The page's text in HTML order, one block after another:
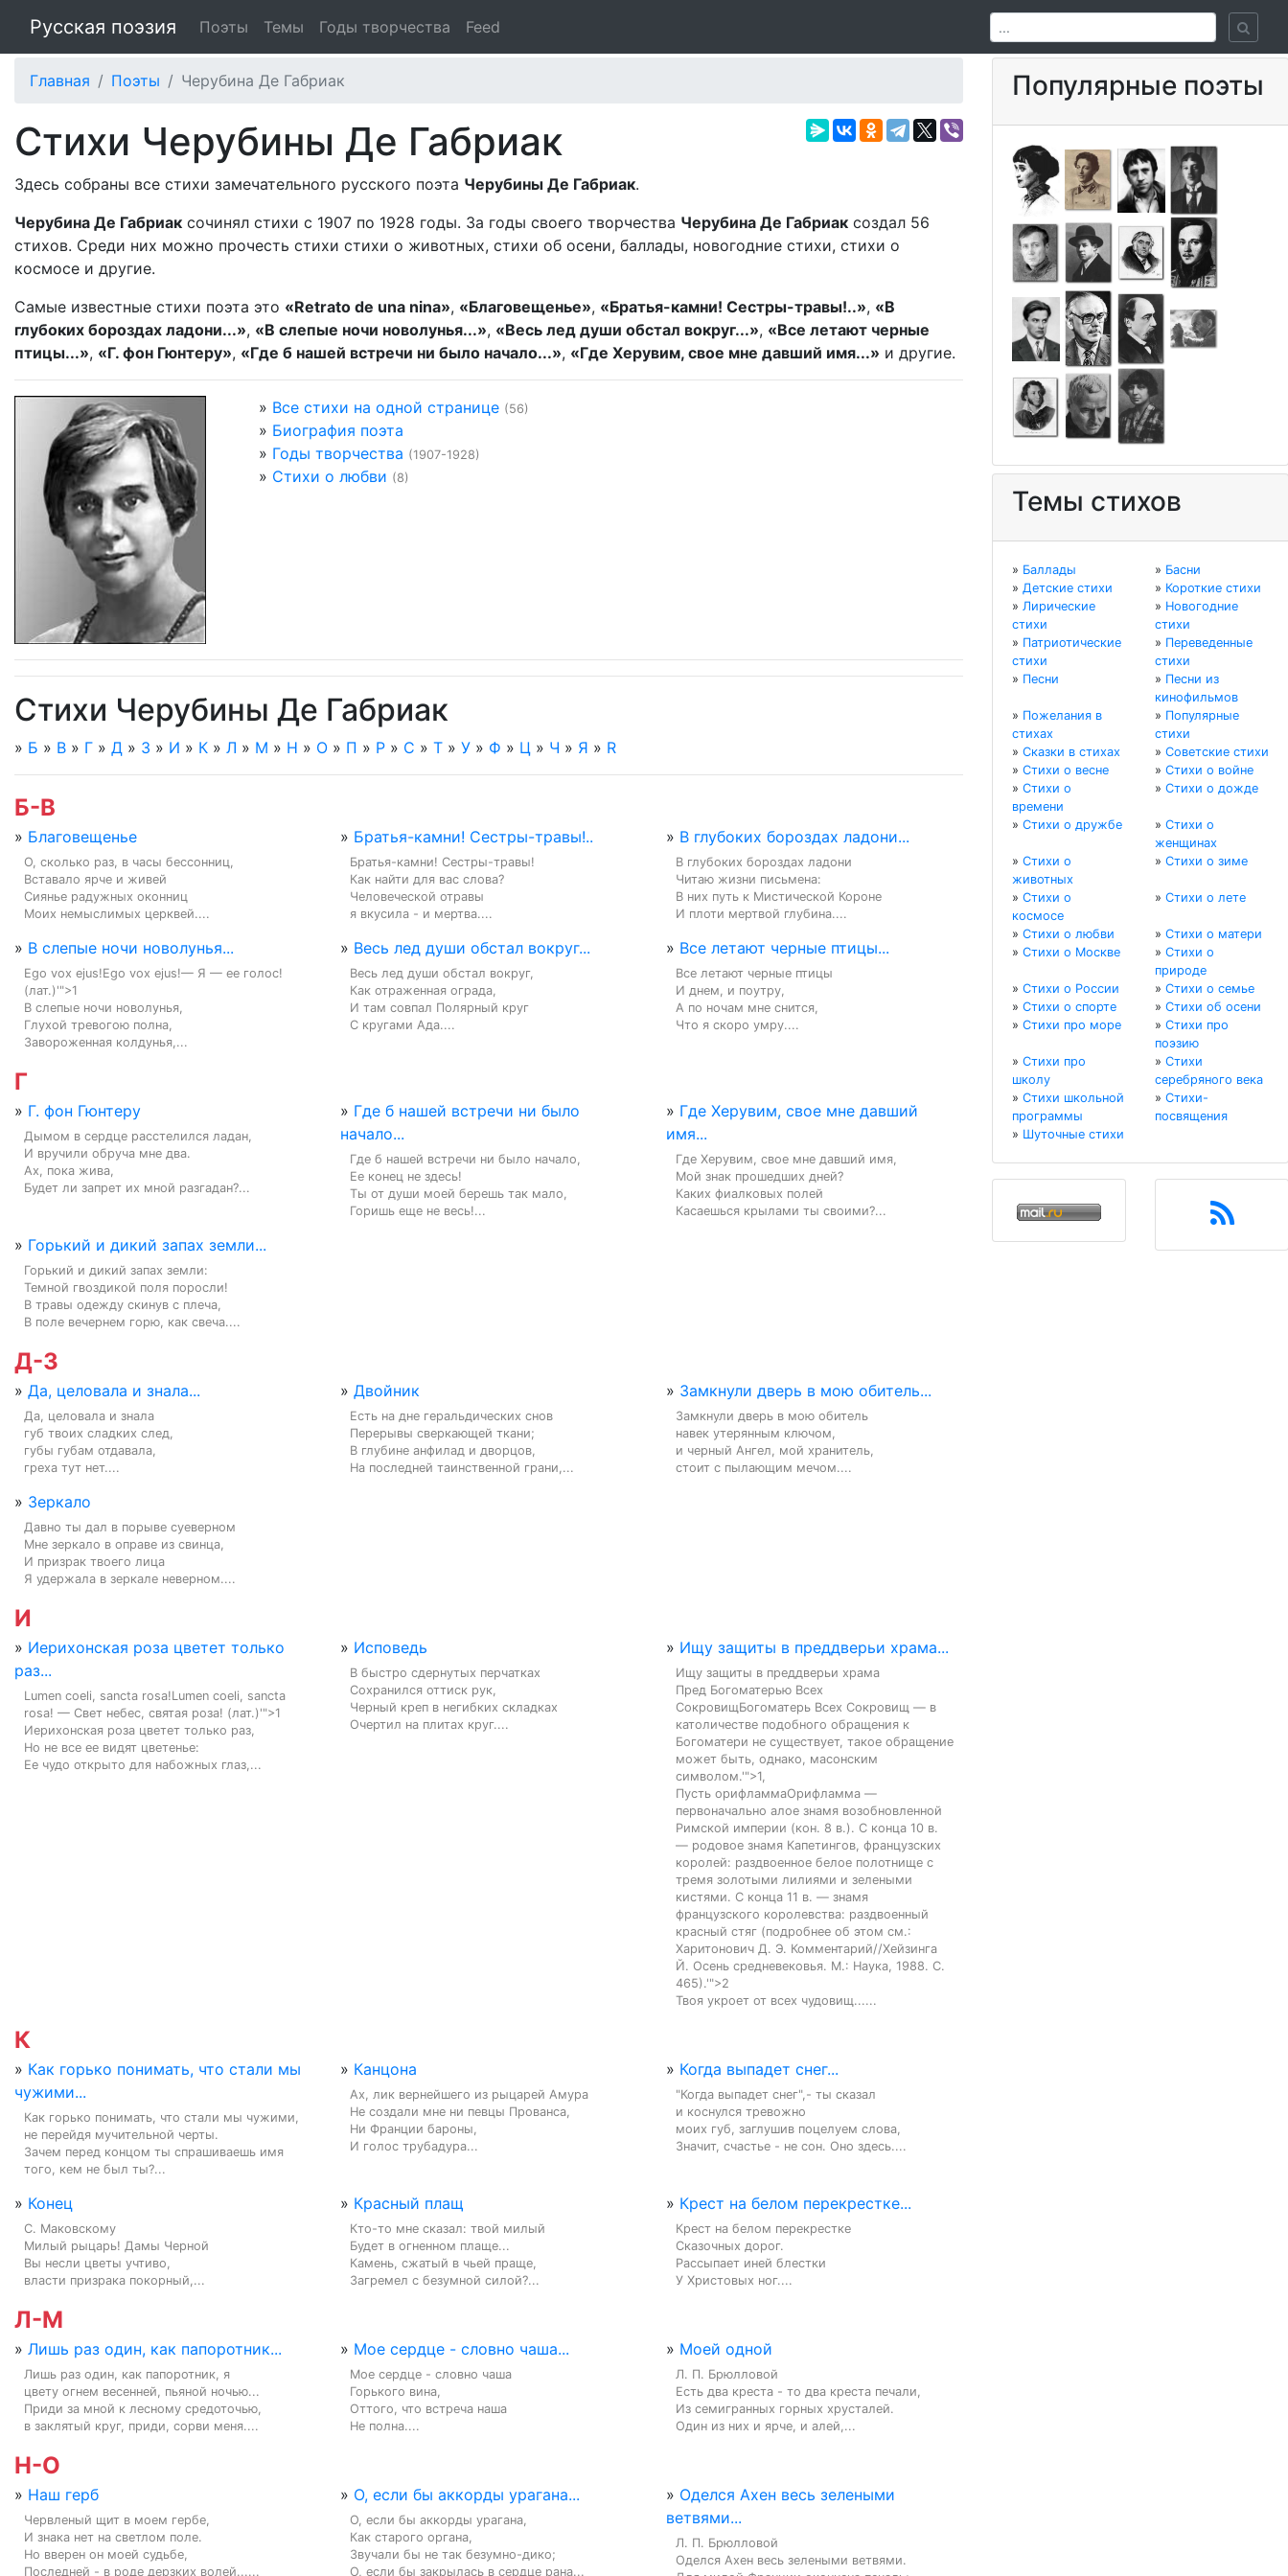
Русская поэзия Поэты Темы Годы творчества Feed
Главная Поэты Черубина Де Габриак
Стихи Черубины Де Габриак
Здесь собраны все стихи замечательного русского поэта Черубины Де Габриак.
Черубина Де Габриак сочинял стихи с 1907 по 1928 годы. За годы своего творчества Черубина Де Габриак создал 56
стихов. Среди них можно прочесть стихи стихи о животных, стихи об осени, баллады, новогодние стихи, стихи о
космосе и другие.
Самые известные стихи поэта это «Retrato de una nina», «Благовещенье», «Братья-камни! Сестры-травы!..», «В
глубоких бороздах ладони...», «В слепые ночи новолунья...», «Весь лед души обстал вокруг...», «Все летают черные
птицы...», «Г. фон Гюнтеру», «Где б нашей встречи ни было начало...», «Где Херувим, свое мне давший имя...» и другие.
» Все стихи на одной странице (56)
» Биография поэта
» Годы творчества (1907-1928)
» Стихи о любви (8)
Стихи Черубины Де Габриак
» Б » В » Г » Д » З » И » К » Л » М » Н » О » П » Р » С » Т » У » Ф » Ц » Ч » Я » R
Б-В
» Благовещенье
О, сколько раз, в часы бессонниц,
Вставало ярче и живей
Сиянье радужных оконниц
Моих немыслимых церквей....
» Братья-камни! Сестры-травы!..
Братья-камни! Сестры-травы!
Как найти для вас слова?
Человеческой отравы
я вкусила - и мертва....
» В глубоких бороздах ладони...
В глубоких бороздах ладони
Читаю жизни письмена:
В них путь к Мистической Короне
И плоти мертвой глубина....
» В слепые ночи новолунья...
Ego vox ejus!Ego vox ejus!— Я — ее голос!
(лат.)'">1
В слепые ночи новолунья,
Глухой тревогою полна,
Завороженная колдунья,...
» Весь лед души обстал вокруг...
Весь лед души обстал вокруг,
Как отраженная ограда,
И там совпал Полярный круг
С кругами Ада....
» Все летают черные птицы...
Все летают черные птицы
И днем, и поутру,
А по ночам мне снится,
Что я скоро умру....
Г
» Г. фон Гюнтеру
Дымом в сердце расстелился ладан,
И вручили обруча мне два.
Ах, пока жива,
Будет ли запрет их мной разгадан?...
» Где б нашей встречи ни было
начало...
Где б нашей встречи ни было начало,
Ее конец не здесь!
Ты от души моей берешь так мало,
Горишь еще не весь!...
» Где Херувим, свое мне давший
имя...
Где Херувим, свое мне давший имя,
Мой знак прошедших дней?
Каких фиалковых полей
Касаешься крылами ты своими?...
» Горький и дикий запах земли...
Горький и дикий запах земли:
Темной гвоздикой поля поросли!
В травы одежду скинув с плеча,
В поле вечернем горю, как свеча....
Д-З
» Да, целовала и знала...
Да, целовала и знала
губ твоих сладких след,
губы губам отдавала,
греха тут нет....
» Двойник
Есть на дне геральдических снов
Перерывы сверкающей ткани;
В глубине анфилад и дворцов,
На последней таинственной грани,...
» Замкнули дверь в мою обитель...
Замкнули дверь в мою обитель
навек утерянным ключом,
и черный Ангел, мой хранитель,
стоит с пылающим мечом....
» Зеркало
Давно ты дал в порыве суеверном
Мне зеркало в оправе из свинца,
И призрак твоего лица
Я удержала в зеркале неверном....
И
» Иерихонская роза цветет только
раз...
Lumen coeli, sancta rosa!Lumen coeli, sancta
rosa! — Свет небес, святая роза! (лат.)'">1
Иерихонская роза цветет только раз,
Но не все ее видят цветенье:
Ее чудо открыто для набожных глаз,...
» Исповедь
В быстро сдернутых перчатках
Сохранился оттиск рук,
Черный креп в негибких складках
Очертил на плитах круг....
» Ищу защиты в преддверьи храма...
Ищу защиты в преддверьи храма
Пред Богоматерью Всех
СокровищБогоматерь Всех Сокровищ — в
католичестве подобного обращения к
Богоматери не существует, такое обращение
может быть, однако, масонским
символом.'">1,
Пусть орифламмаОрифламма —
первоначально алое знамя возобновленной
Римской империи (кон. 8 в.). С конца 10 в.
— родовое знамя Капетингов, французских
королей: раздвоенное белое полотнище с
тремя золотыми лилиями и зелеными
кистями. С конца 11 в. — знамя
французского королевства: раздвоенный
красный стяг (подробнее об этом см.:
Харитонович Д. Э. Комментарий//Хейзинга
Й. Осень средневековья. М.: Наука, 1988. С.
465).'">2
Твоя укроет от всех чудовищ......
К
» Как горько понимать, что стали мы
чужими...
Как горько понимать, что стали мы чужими,
не перейдя мучительной черты.
Зачем перед концом ты спрашиваешь имя
того, кем не был ты?...
» Канцона
Ах, лик вернейшего из рыцарей Амура
Не создали мне ни певцы Прованса,
Ни Франции бароны,
И голос трубадура...
» Когда выпадет снег...
"Когда выпадет снег",- ты сказал
и коснулся тревожно
моих губ, заглушив поцелуем слова,
Значит, счастье - не сон. Оно здесь....
» Конец
С. Маковскому
Милый рыцарь! Дамы Черной
Вы несли цветы учтиво,
власти призрака покорный,...
» Красный плащ
Кто-то мне сказал: твой милый
Будет в огненном плаще...
Камень, сжатый в чьей праще,
Загремел с безумной силой?...
» Крест на белом перекрестке...
Крест на белом перекрестке
Сказочных дорог.
Рассыпает иней блестки
У Христовых ног....
Л-М
» Лишь раз один, как папоротник...
Лишь раз один, как папоротник, я
цвету огнем весенней, пьяной ночью...
Приди за мной к лесному средоточью,
в заклятый круг, приди, сорви меня....
» Мое сердце - словно чаша...
Мое сердце - словно чаша
Горького вина,
Оттого, что встреча наша
Не полна....
» Моей одной
Л. П. Брюлловой
Есть два креста - то два креста печали,
Из семигранных горных хрусталей.
Один из них и ярче, и алей,...
Н-О
» Наш герб
Червленый щит в моем гербе,
И знака нет на светлом поле.
Но вверен он моей судьбе,
Последней - в роде дерзких волей......
» О, если бы аккорды урагана...
О, если бы аккорды урагана,
Как старого органа,
Звучали бы не так безумно-дико;
О, если бы закрылась в сердце рана...
» Оделся Ахен весь зелеными
ветвями...
Л. П. Брюлловой
Оделся Ахен весь зелеными ветвями.
Популярные поэты
Темы стихов
» Баллады » Басни
» Детские стихи » Короткие стихи
» Лирические
стихи
» Новогодние
стихи
» Патриотические
стихи
» Переведенные
стихи
» Песни » Песни из
кинофильмов
» Пожелания в
стихах
» Популярные
стихи
» Сказки в стихах » Советские стихи
» Стихи о весне » Стихи о войне
» Стихи о
времени
» Стихи о дожде
» Стихи о дружбе » Стихи о
женщинах
» Стихи о
животных
» Стихи о зиме
» Стихи о
космосе
» Стихи о лете
» Стихи о любви » Стихи о матери
» Стихи о Москве » Стихи о
природе
» Стихи о России » Стихи о семье
» Стихи о спорте » Стихи об осени
» Стихи про море » Стихи про
поэзию
» Стихи про
школу
» Стихи
серебряного века
» Стихи школьной
программы
» Стихи-
посвящения
» Шуточные стихи